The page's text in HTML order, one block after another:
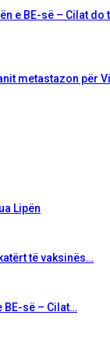
e BE-së – Cilat do
metastazon për
Lipën
të vaksinës…
BE-së – Cilat…